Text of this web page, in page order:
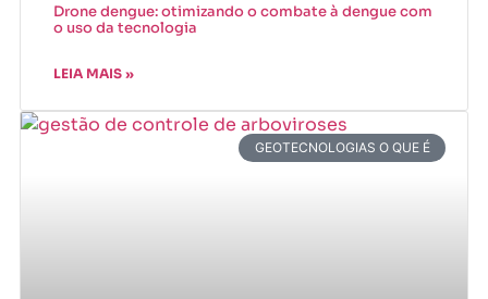
Drone dengue: otimizando o combate à dengue com
o uso da tecnologia
LEIA MAIS »
GEOTECNOLOGIAS O QUE É